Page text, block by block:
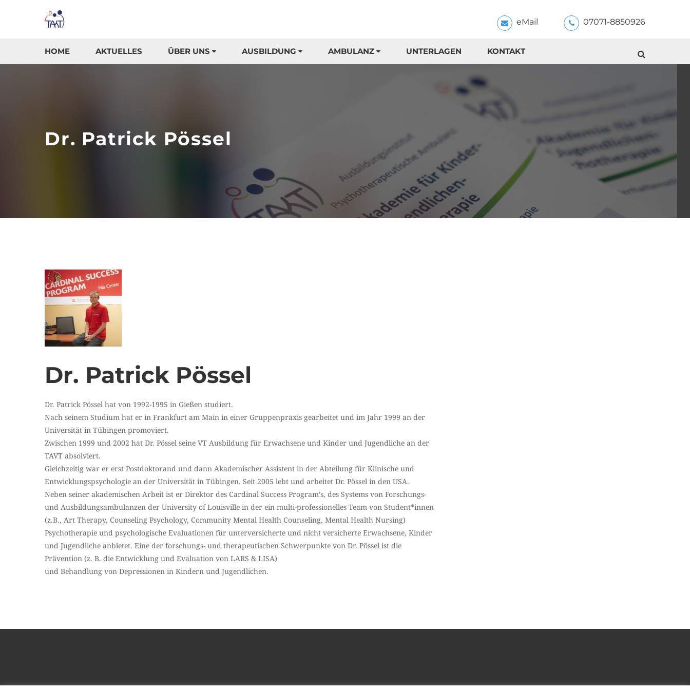
eMail 07071-8850926
HOME AKTUELLES ÜBER UNS AUSBILDUNG AMBULANZ UNTERLAGEN KONTAKT
Dr. Patrick Pössel
Dr. Patrick Pössel
Dr. Patrick Pössel hat von 1992-1995 in Gießen studiert.
Nach seinem Studium hat er in Frankfurt am Main in einer Gruppenpraxis gearbeitet und im Jahr 1999 an der
Universität in Tübingen promoviert.
Zwischen 1999 und 2002 hat Dr. Pössel seine VT Ausbildung für Erwachsene und Kinder und Jugendliche an der
TAVT absolviert.
Gleichzeitig war er erst Postdoktorand und dann Akademischer Assistent in der Abteilung für Klinische und
Entwicklungspsychologie an der Universität in Tübingen. Seit 2005 lebt und arbeitet Dr. Pössel in den USA.
Neben seiner akademischen Arbeit ist er Direktor des Cardinal Success Program’s, des Systems von Forschungs-
und Ausbildungsambulanzen der University of Louisville in der ein multi-professionelles Team von Student*innen
(z.B., Art Therapy, Counseling Psychology, Community Mental Health Counseling, Mental Health Nursing)
Psychotherapie und psychologische Evaluationen für unterversicherte und nicht versicherte Erwachsene, Kinder
und Jugendliche anbietet. Eine der forschungs- und therapeutischen Schwerpunkte von Dr. Pössel ist die
Prävention (z. B. die Entwicklung und Evaluation von LARS & LISA)
und Behandlung von Depressionen in Kindern und Jugendlichen.